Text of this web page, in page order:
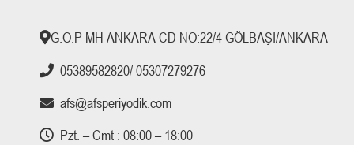
G.O.P MH ANKARA CD NO:22/4 GÖLBAŞI/ANKARA
05389582820/ 05307279276
afs@afsperiyodik.com
Pzt. – Cmt : 08:00 – 18:00